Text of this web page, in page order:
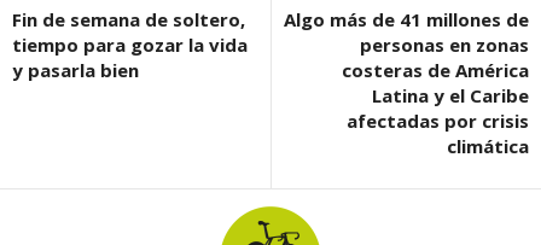
Fin de semana de soltero,
tiempo para gozar la vida
y pasarla bien
Algo más de 41 millones de
personas en zonas
costeras de América
Latina y el Caribe
afectadas por crisis
climática